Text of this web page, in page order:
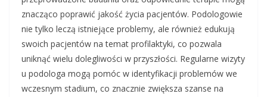
znacząco poprawić jakość życia pacjentów. Podologowie
nie tylko leczą istniejące problemy, ale również edukują
swoich pacjentów na temat profilaktyki, co pozwala
uniknąć wielu dolegliwości w przyszłości. Regularne wizyty
u podologa mogą pomóc w identyfikacji problemów we
wczesnym stadium, co znacznie zwiększa szanse na